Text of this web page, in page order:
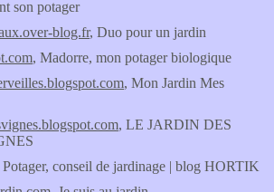
son potager
blog.fr, Duo pour un jardin
, Madorre, mon potager biologique
, Mon Jardin Mes
, LE JARDIN DES
Potager, conseil de jardinage | blog HORTIK